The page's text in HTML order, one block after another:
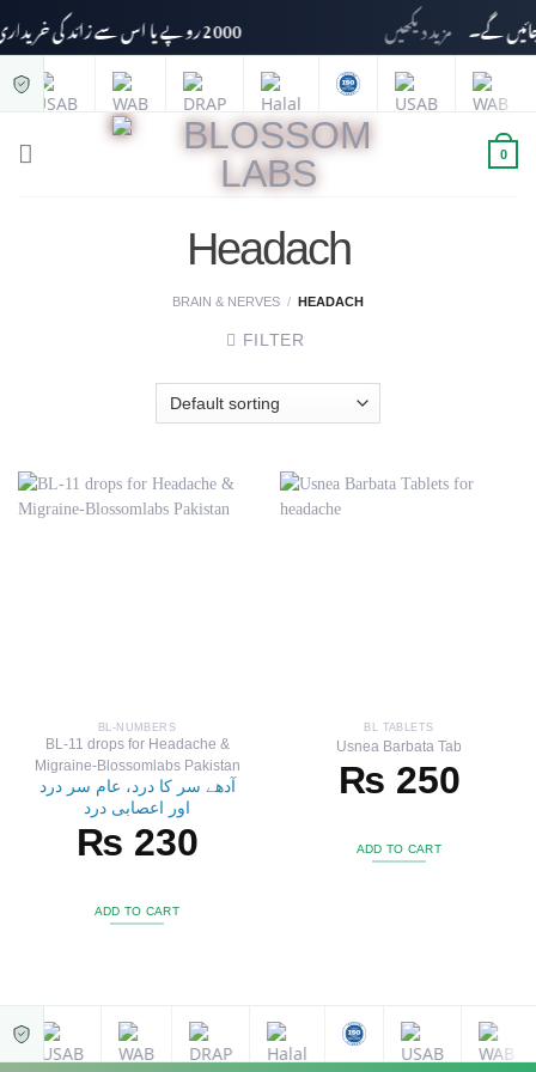
2000 روپے یا اس سے زائد کی خریداری پر ڈیلیوری چارجز وصول نہیں کیے جائیں گے۔ مزید دیکھیں
0
Headach
BRAIN & NERVES / HEADACH
FILTER
BL-NUMBERS
BL-11 drops for Headache &
Migraine-Blossomlabs Pakistan
آدھے سر کا درد، عام سر درد
اور اعصابی درد
₨ 230
ADD TO CART
BL TABLETS
Usnea Barbata Tab
₨ 250
ADD TO CART